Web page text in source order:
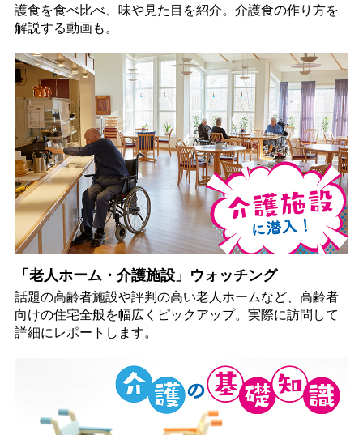
護食を食べ比べ、味や見た目を紹介。介護食の作り方を
解説する動画も。
「老人ホーム・介護施設」ウォッチング
話題の高齢者施設や評判の高い老人ホームなど、高齢者
向けの住宅全般を幅広くピックアップ。実際に訪問して
詳細にレポートします。